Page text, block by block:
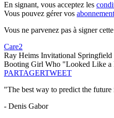
En signant, vous acceptez les
Vous pouvez gérer vos
Vous ne parvenez pas à signer
Care2
Ray Heims Invitational
Booting Girl Who "Looked Like a
PARTAGERTWEET
"The best way to predict the future
- Denis Gabor